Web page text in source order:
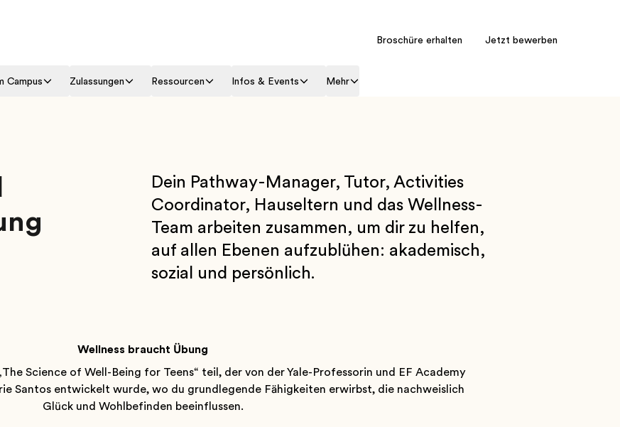
Broschüre erhalten Jetzt bewerben
Campus Zulassungen Ressourcen Infos & Events Mehr
Dein Pathway-Manager, Tutor, Activities
Coordinator, Hauseltern und das Wellness-
Team arbeiten zusammen, um dir zu helfen,
auf allen Ebenen aufzublühen: akademisch,
sozial und persönlich.
Wellness braucht Übung
Science of Well-Being for Teens“ teil, der von der Yale-Professorin und EF Academy
Santos entwickelt wurde, wo du grundlegende Fähigkeiten erwirbst, die nachweislich
Glück und Wohlbefinden beeinflussen.